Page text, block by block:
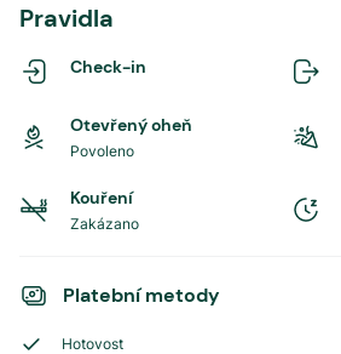
Pravidla
Check-in
Otevřený oheň
Povoleno
Kouření
Zakázano
Platební metody
Hotovost